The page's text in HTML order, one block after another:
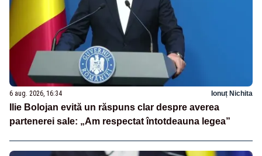
6 aug. 2026, 16:34 Ionuț Nichita
Ilie Bolojan evită un răspuns clar despre averea
partenerei sale: „Am respectat întotdeauna legea”